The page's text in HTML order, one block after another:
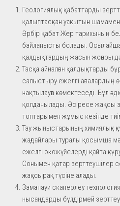
Геологиялық қабаттарды
қалыптасқан уақытын шамамен
Әрбір қабат Жер тарихының
байланысты болады. Осылайша
қалдықтардың жасын жоғары
Тасқа айналған қалдықтарды
салыстыру ежелгі ағзалардың
нақтылауға көмектеседі. Бұл
қолданылады. Әсіресе жақсы
топтарымен жұмыс кезінде
Тау жыныстарының химиялық
жағдайлары туралы қосымша
ежелгі экожүйелерді қайта
Сонымен қатар зерттеушілер
жақсырақ түсіне алады.
Заманауи сканерлеу
нысандарды бүлдірмей